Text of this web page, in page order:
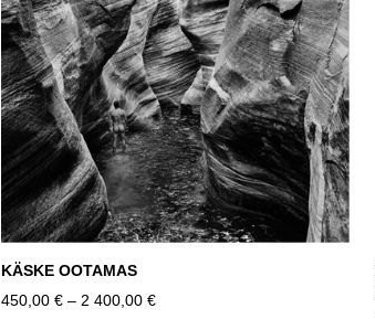
KÄSKE OOTAMAS
450,00 € – 2 400,00 €